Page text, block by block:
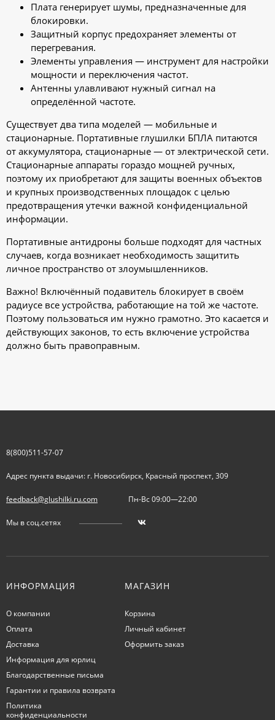
Плата генерирует шумы, предназначенные для
блокировки.
Защитный корпус предохраняет элементы от
перегревания.
Элементы управления — инструмент для настройки
мощности и переключения частот.
Антенны улавливают нужный сигнал на
определённой частоте.
Существует два типа моделей — мобильные и
стационарные. Портативные глушилки БПЛА питаются
от аккумулятора, стационарные — от электрической сети.
Стационарные аппараты гораздо мощней ручных,
поэтому их приобретают для защиты военных объектов
и крупных производственных площадок с целью
предотвращения утечки важной конфиденциальной
информации.
Портативные антидроны больше подходят для частных
случаев, когда возникает необходимость защитить
личное пространство от злоумышленников.
Важно! Включённый подавитель блокирует в своём
радиусе все устройства, работающие на той же частоте.
Поэтому пользоваться им нужно грамотно. Это касается и
действующих законов, то есть включение устройства
должно быть правоправным.
8(800)511-57-07
Адрес пункта выдачи: г. Новосибирск, Красный проспект, 309
feedback@glushilki.ru.com Пн-Вс 09:00—22:00
Мы в соц.сетях
ИНФОРМАЦИЯ
О компании
Оплата
Доставка
Информация для юрлиц
Благодарственные письма
Гарантии и правила возврата
Политика
конфиденциальности
МАГАЗИН
Корзина
Личный кабинет
Оформить заказ